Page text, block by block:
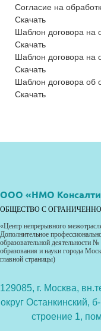
Согласие на
Скачать
Шаблон договора на
Скачать
Шаблон договора на
Скачать
Шаблон договора об
Скачать
ООО «НМО
ОБЩЕСТВО С
«Центр непрерывного
Дополнительное
образовательной деятельности
образования и науки города
главной страницы)
129085, г. Москва,
округ Останкинский,
строение 1,